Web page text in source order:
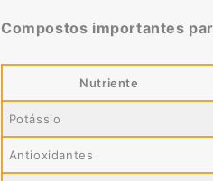
Compostos importantes
Nutriente
Potássio
Antioxidantes